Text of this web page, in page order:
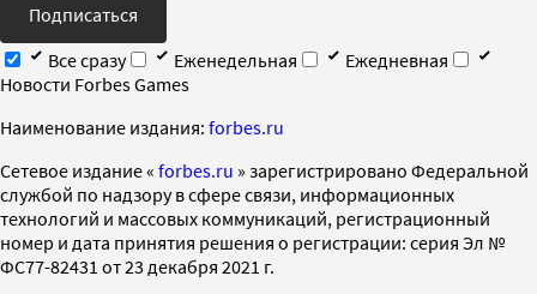
Подписаться
Все сразу
Еженедельная
Ежедневная
Новости Forbes Games
Наименование издания: forbes.ru
Cетевое издание « forbes.ru » зарегистрировано Федеральной
службой по надзору в сфере связи, информационных
технологий и массовых коммуникаций, регистрационный
номер и дата принятия решения о регистрации: серия Эл №
ФС77-82431 от 23 декабря 2021 г.